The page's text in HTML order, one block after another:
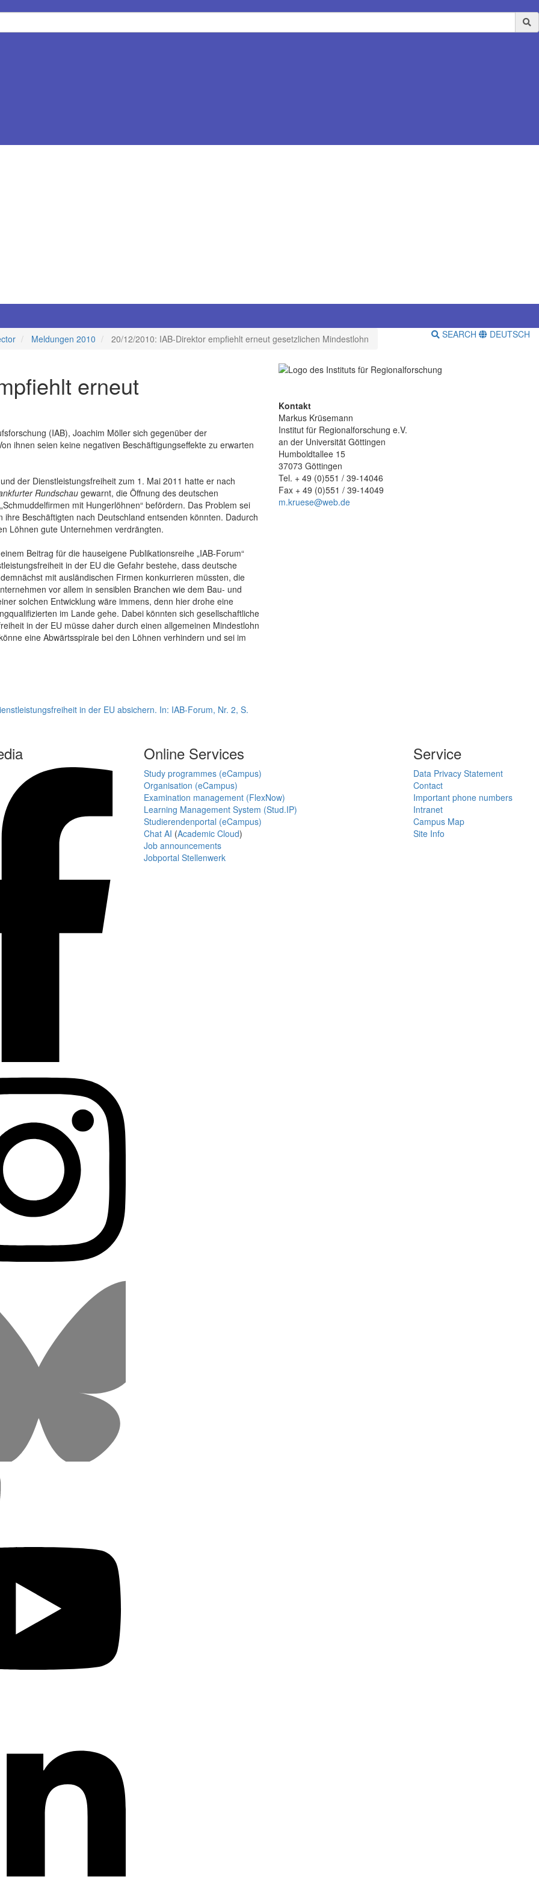
Meldungen 2010 20/12/2010: IAB-Direktor empfiehlt erneut gesetzlichen Mindestlohn SEARCH DEUTSCH
erneut
(IAB), Joachim Möller sich gegenüber der
ihnen seien keine negativen Beschäftigungseffekte zu erwarten
der Dienstleistungsfreiheit zum 1. Mai 2011 hatte er nach
Rundschau gewarnt, die Öffnung des deutschen
mit Hungerlöhnen“ befördern. Das Problem sei
Beschäftigten nach Deutschland entsenden könnten. Dadurch
Löhnen gute Unternehmen verdrängten.
Beitrag für die hauseigene Publikationsreihe „IAB-Forum“
in der EU die Gefahr bestehe, dass deutsche
mit ausländischen Firmen konkurrieren müssten, die
vor allem in sensiblen Branchen wie dem Bau- und
solchen Entwicklung wäre immens, denn hier drohe eine
im Lande gehe. Dabei könnten sich gesellschaftliche
in der EU müsse daher durch einen allgemeinen Mindestlohn
eine Abwärtsspirale bei den Löhnen verhindern und sei im
in der EU absichern. In: IAB-Forum, Nr. 2, S.
Kontakt
Markus Krüsemann
Institut für Regionalforschung e.V.
an der Universität Göttingen
Humboldtallee 15
37073 Göttingen
Tel. + 49 (0)551 / 39-14046
Fax + 49 (0)551 / 39-14049
m.kruese@web.de
Online Services
Study programmes (eCampus)
Organisation (eCampus)
Examination management (FlexNow)
Learning Management System (Stud.IP)
Studierendenportal (eCampus)
Chat AI (Academic Cloud)
Job announcements
Jobportal Stellenwerk
Service
Data Privacy Statement
Contact
Important phone numbers
Intranet
Campus Map
Site Info